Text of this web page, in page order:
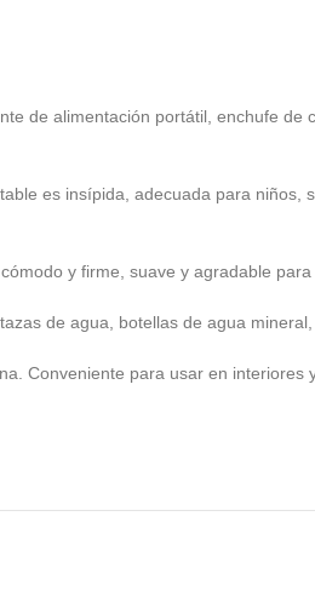
de alimentación portátil, enchufe
es insípida, adecuada para
y firme, suave y agradable para
de agua, botellas de agua
Conveniente para usar en interiores